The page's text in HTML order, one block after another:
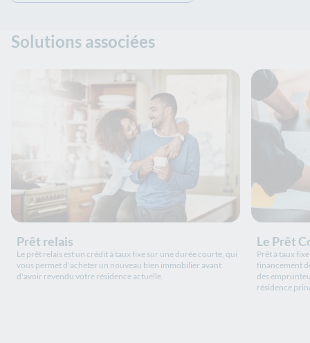
Solutions associées
Prêt relais
Le prêt relais est un crédit à taux fixe sur une durée courte, qui
vous permet d'acheter un nouveau bien immobilier avant
d'avoir revendu votre résidence actuelle.
Le Prêt
Prêt à taux
financement
des
résidence